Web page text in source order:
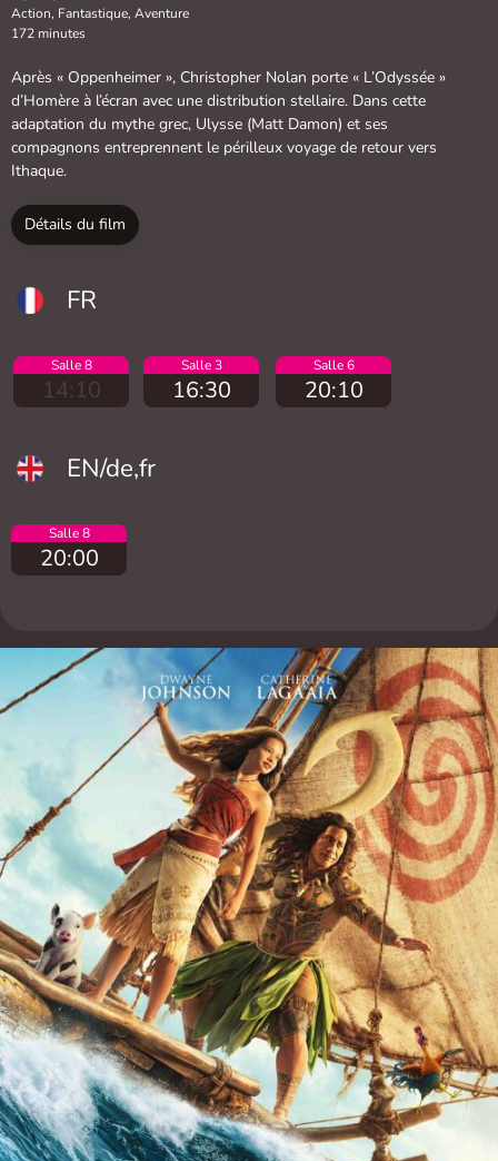
Action, Fantastique, Aventure
172 minutes
Après « Oppenheimer », Christopher Nolan porte « L’Odyssée »
d’Homère à l’écran avec une distribution stellaire. Dans cette
adaptation du mythe grec, Ulysse (Matt Damon) et ses
compagnons entreprennent le périlleux voyage de retour vers
Ithaque.
Détails du film
FR
Salle 8
14:10
Salle 3
16:30
Salle 6
20:10
EN/de,fr
Salle 8
20:00